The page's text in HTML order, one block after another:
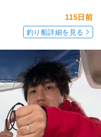
115日前
釣り船詳細を見る